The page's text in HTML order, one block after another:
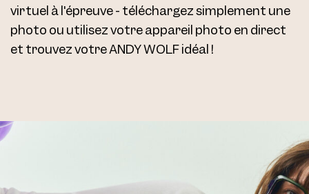
virtuel à l'épreuve - téléchargez simplement une
photo ou utilisez votre appareil photo en direct
et trouvez votre ANDY WOLF idéal !